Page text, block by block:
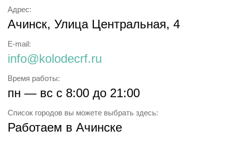
Адрес:
Ачинск, Улица Центральная, 4
E-mail:
info@kolodecrf.ru
Время работы:
пн — вс с 8:00 до 21:00
Список городов вы можете выбрать здесь:
Работаем в Ачинске